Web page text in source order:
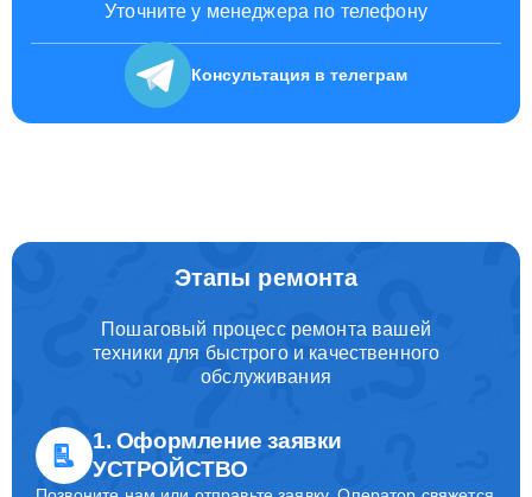
Уточните у менеджера по телефону
Консультация в телеграм
Этапы ремонта
Пошаговый процесс ремонта вашей
техники для быстрого и качественного
обслуживания
1. Оформление заявки
УСТРОЙСТВО